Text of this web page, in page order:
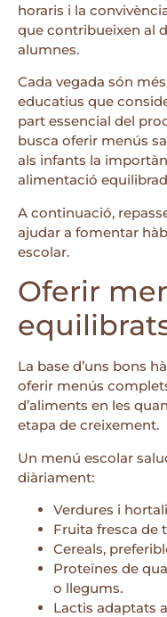
horaris i la
que contribueixen al
alumnes.
Cada vegada són
educatius que
part essencial del
busca oferir menús
als infants la
alimentació
A continuació,
ajudar a fomentar
escolar.
Oferir
La base d’uns bons
oferir menús
d’aliments en les
etapa de creixement.
Un menú escolar
diàriament:
Verdures i
Fruita fresca de
Cereals,
Proteïnes de
o llegums.
Lactis adaptats